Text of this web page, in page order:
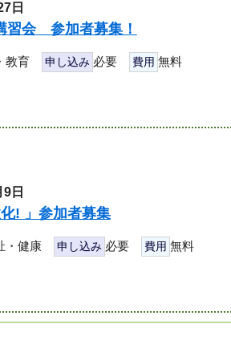
日
習会 参加者募集！
教育 申し込み 必要 費用 無料
日
! 」参加者募集
・健康 申し込み 必要 費用 無料